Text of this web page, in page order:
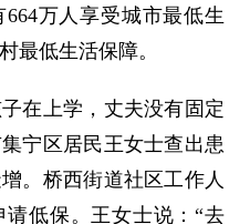
万人享受城市最低生
最低生活保障。
上学，丈夫没有固定
宁区居民王女士查出患
。桥西街道社区工作人
低保。王女士说：“去